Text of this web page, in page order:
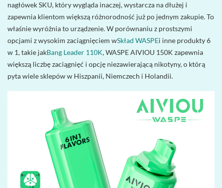
nagłówek SKU, który wygląda inaczej, wystarcza na dłużej i
zapewnia klientom większą różnorodność już po jednym zakupie. To
właśnie wyróżnia to urządzenie. W porównaniu z prostszymi
opcjami z wysokim zaciągnięciem wSkład WASPEi inne produkty 6
w 1, takie jakBang Leader 110K, WASPE AIVIOU 150K zapewnia
większą liczbę zaciągnięć i opcję niezawierającą nikotyny, o którą
pyta wiele sklepów w Hiszpanii, Niemczech i Holandii.